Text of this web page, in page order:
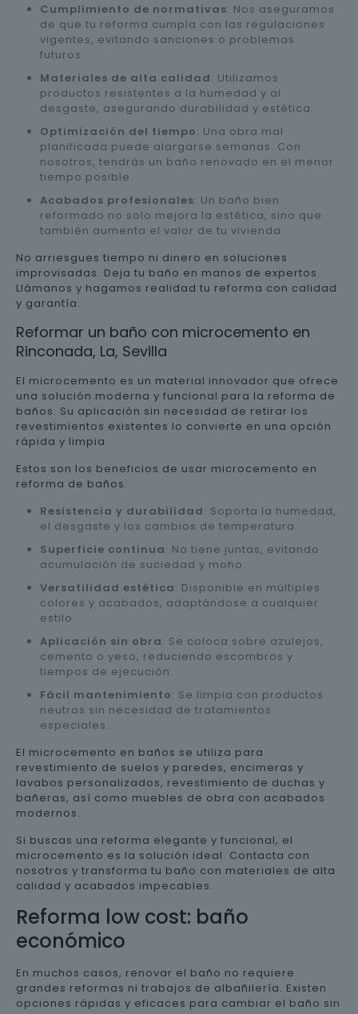
Cumplimiento de normativas: Nos aseguramos
de que tu reforma cumpla con las regulaciones
vigentes, evitando sanciones o problemas
futuros.
Materiales de alta calidad: Utilizamos
productos resistentes a la humedad y al
desgaste, asegurando durabilidad y estética.
Optimización del tiempo: Una obra mal
planificada puede alargarse semanas. Con
nosotros, tendrás un baño renovado en el menor
tiempo posible.
Acabados profesionales: Un baño bien
reformado no solo mejora la estética, sino que
también aumenta el valor de tu vivienda.
No arriesgues tiempo ni dinero en soluciones
improvisadas. Deja tu baño en manos de expertos.
Llámanos y hagamos realidad tu reforma con calidad
y garantía.
Reformar un baño con microcemento en
Rinconada, La, Sevilla
El microcemento es un material innovador que ofrece
una solución moderna y funcional para la reforma de
baños. Su aplicación sin necesidad de retirar los
revestimientos existentes lo convierte en una opción
rápida y limpia.
Estos son los beneficios de usar microcemento en
reforma de baños:
Resistencia y durabilidad: Soporta la humedad,
el desgaste y los cambios de temperatura.
Superficie continua: No tiene juntas, evitando
acumulación de suciedad y moho.
Versatilidad estética: Disponible en múltiples
colores y acabados, adaptándose a cualquier
estilo.
Aplicación sin obra: Se coloca sobre azulejos,
cemento o yeso, reduciendo escombros y
tiempos de ejecución.
Fácil mantenimiento: Se limpia con productos
neutros sin necesidad de tratamientos
especiales.
El microcemento en baños se utiliza para
revestimiento de suelos y paredes, encimeras y
lavabos personalizados, revestimiento de duchas y
bañeras, así como muebles de obra con acabados
modernos.
Si buscas una reforma elegante y funcional, el
microcemento es la solución ideal. Contacta con
nosotros y transforma tu baño con materiales de alta
calidad y acabados impecables.
Reforma low cost: baño
económico
En muchos casos, renovar el baño no requiere
grandes reformas ni trabajos de albañilería. Existen
opciones rápidas y eficaces para cambiar el baño sin